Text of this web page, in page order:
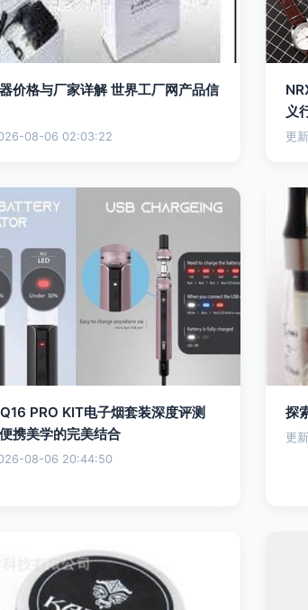
价格与厂家详解 世界工厂网产品信
08-06 02:03:22
义
更
PRO KIT电子烟套装深度评测
携美学的完美结合
08-06 20:44:50
探
更